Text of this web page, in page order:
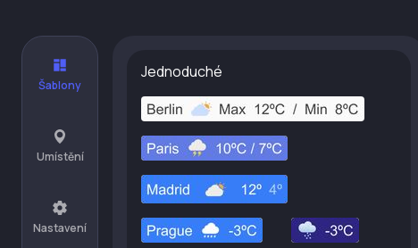
Šablony
Umístění
Nastavení
Jednoduché